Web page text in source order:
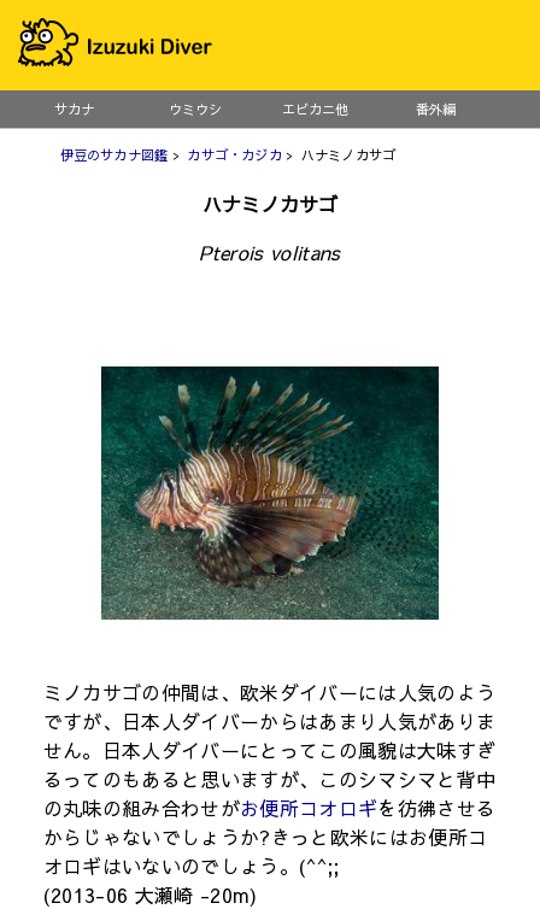
サカナ ウミウシ エビカニ他 番外編
伊豆のサカナ図鑑 > カサゴ・カジカ > ハナミノカサゴ
ハナミノカサゴ
Pterois volitans
ミノカサゴの仲間は、欧米ダイバーには人気のよう
ですが、日本人ダイバーからはあまり人気がありま
せん。日本人ダイバーにとってこの風貌は大味すぎ
るってのもあると思いますが、このシマシマと背中
の丸味の組み合わせがお便所コオロギを彷彿させる
からじゃないでしょうか?きっと欧米にはお便所コ
オロギはいないのでしょう。(^^;;
(2013-06 大瀬崎 -20m)